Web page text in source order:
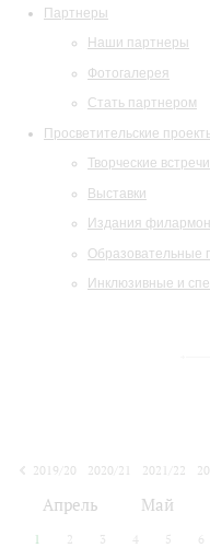
Партнеры
Наши партнеры
Фотогалерея
Стать партнером
Просветительские
Творческие встречи
Выставки
Издания
Образовательные
Инклюзивные и
2019/20
2020/21 2021/22
Апрель Май
1 2 3 4 5 6